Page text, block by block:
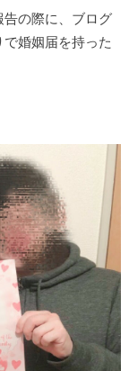
の際に、ブログ
婚姻届を持った